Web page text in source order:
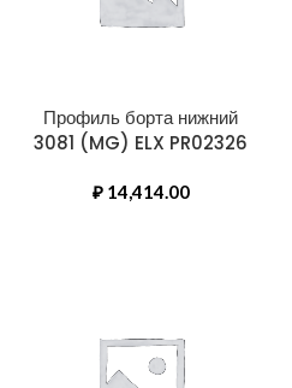
Профиль борта нижний
3081 (MG) ELX PR02326
₽14,414.00